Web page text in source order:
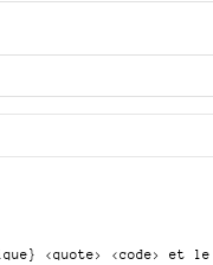
<quote> <code>
et le